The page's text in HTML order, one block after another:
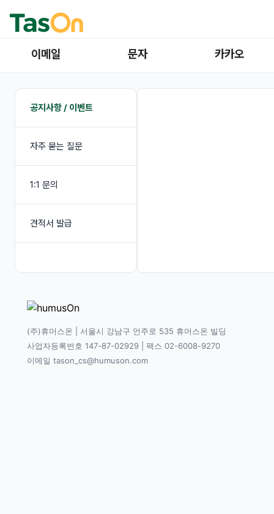
이메일 문자 카카오
공지사항 / 이벤트
자주 묻는 질문
1:1 문의
견적서 발급
(주)휴머스온 | 서울시 강남구 언주로 535 휴머스온 빌딩
사업자등록번호 147-87-02929 | 팩스 02-6008-9270
이메일 tason_cs@humuson.com